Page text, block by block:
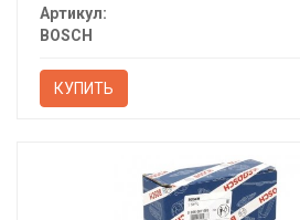
Артикул:
BOSCH
КУПИТЬ